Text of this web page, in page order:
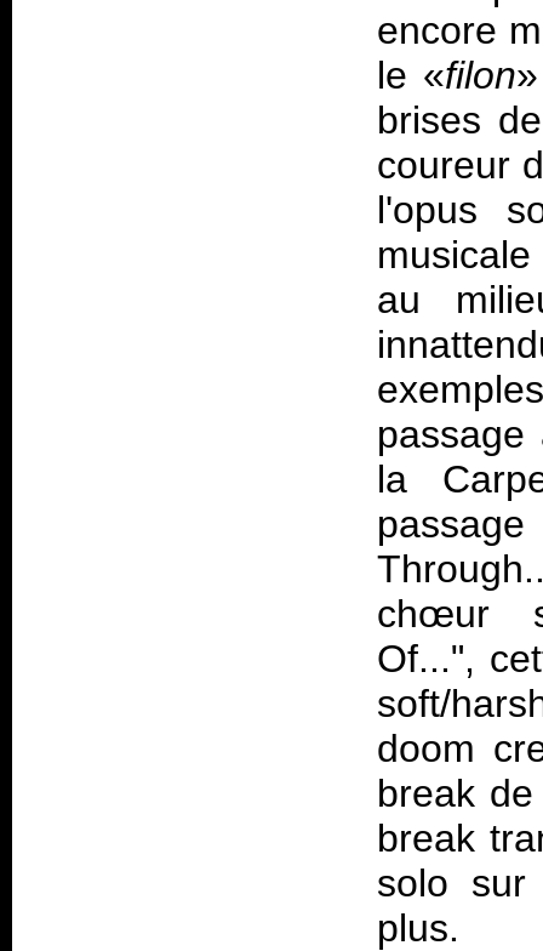
encore
le «filon
brises
coureur
l'opus
au
la
chœur
Of...",
soft/
doom
break
break
solo sur
plus.